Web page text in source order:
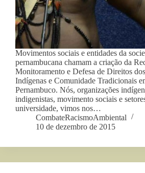
Movimentos sociais e entidades da
pernambucana chamam a criação da
Monitoramento e Defesa de Direitos
Indígenas e Comunidade Tradicionais
Pernambuco. Nós, organizações
indigenistas, movimento sociais e
universidade, vimos nos…
CombateRacismoAmbiental
10 de dezembro de 2015